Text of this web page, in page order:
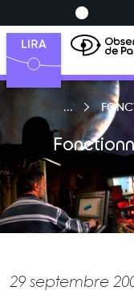
29 septembre